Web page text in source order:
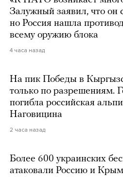
Залужный заявил, что он
но Россия нашла
всему оружию блока
4 часа назад
На пик Победы в
только по разрешениям.
погибла российская
Наговицина
2 часа назад
Более 600 украинских
атаковали Россию и Крым